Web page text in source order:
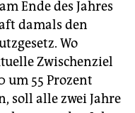
Ende des Jahres
damals den
Wo
Zwischenziel
um 55 Prozent
soll alle zwei Jahre